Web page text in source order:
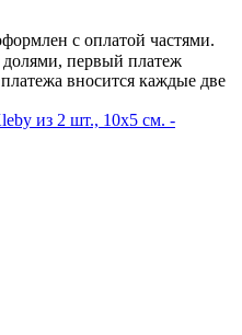
с оплатой частями.
первый платеж
вносится каждые две
из 2 шт., 10x5 см. -